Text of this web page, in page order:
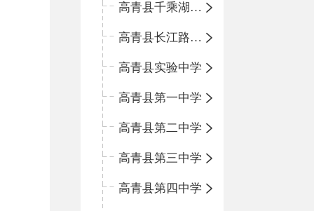
高青县千乘湖小学
高青县长江路小学
高青县实验中学
高青县第一中学
高青县第二中学
高青县第三中学
高青县第四中学